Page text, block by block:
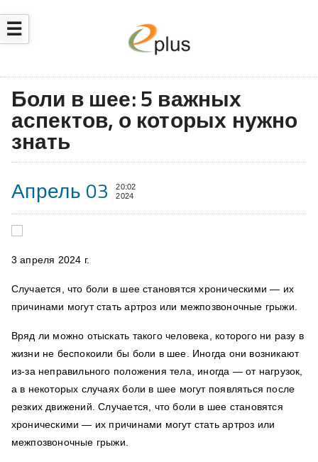
☰
Боли в шее: 5 важных
аспектов, о которых нужно
знать
Апрель 03
20:02
2024
3 апреля 2024 г.
Случается, что боли в шее становятся хроническими — их
причинами могут стать артроз или межпозвоночные грыжи.
Вряд ли можно отыскать такого человека, которого ни разу в
жизни не беспокоили бы боли в шее. Иногда они возникают
из-за неправильного положения тела, иногда — от нагрузок,
а в некоторых случаях боли в шее могут появляться после
резких движений.Случается, что боли в шее становятся
хроническими — их причинами могут стать артроз или
межпозвоночные грыжи.